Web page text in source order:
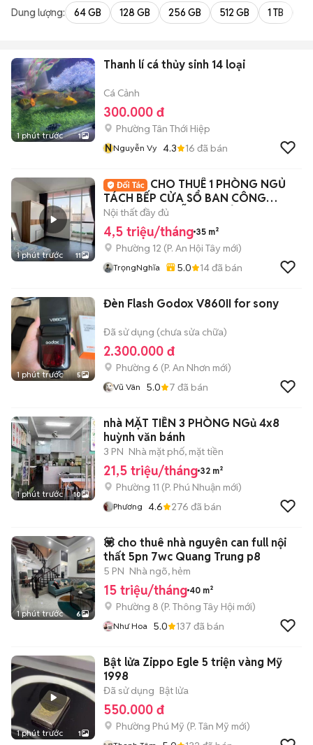
Dung lượng: 64 GB 128 GB 256 GB 512 GB 1 TB
1 phút trước 1
Thanh lí cá thủy sinh 14 loại
Cá Cảnh
300.000 đ
Phường Tân Thới Hiệp
NNguyễn Vy 4.3 16 đã bán
1 phút trước 11
CHO THUÊ 1 PHÒNG NGỦ
TÁCH BẾP CỬA SỔ BAN CÔNG
ĐƯỜNG NGUYỄN TƯ GIẢN
Nội thất đầy đủ
4,5 triệu/tháng 35 m²
Phường 12 (P. An Hội Tây mới)
TrọngNghĩa 5.0 14đã bán
1 phút trước 5
Đèn Flash Godox V860II for sony
Đã sử dụng (chưa sửa chữa)
2.300.000 đ
Phường 6 (P. An Nhơn mới)
Vũ Vân 5.0 7 đã bán
1 phút trước 10
nhà MẶT TIỀN 3 PHÒNG NGủ 4x8
huỳnh văn bánh
3 PN Nhà mặt phố, mặt tiền
21,5 triệu/tháng 32 m²
Phường 11 (P. Phú Nhuận mới)
Phương 4.6 276 đã bán
1 phút trước 6
💟 cho thuê nhà nguyên can full nội
thất 5pn 7wc Quang Trung p8
5 PN Nhà ngõ, hẻm
15 triệu/tháng 40 m²
Phường 8 (P. Thông Tây Hội mới)
Như Hoa 5.0 137 đã bán
1 phút trước 1
Bật lửa Zippo Egle 5 triện vàng Mỹ
1998
Đã sử dụng Bật lửa
550.000 đ
Phường Phú Mỹ (P. Tân Mỹ mới)